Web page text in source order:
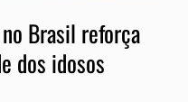
Brasil reforça
dos idosos